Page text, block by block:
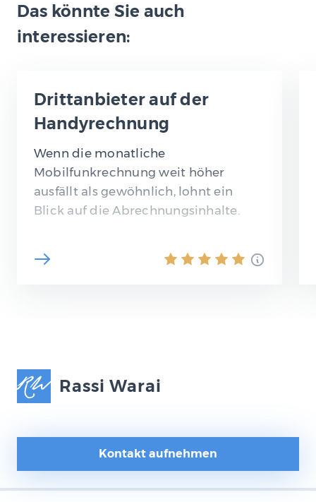
Das könnte Sie auch
interessieren:
Drittanbieter auf der
Handyrechnung
Wenn die monatliche
Mobilfunkrechnung weit höher
ausfällt als gewöhnlich, lohnt ein
Blick auf die Abrechnungsinhalte.
Abbuchungen von…
Rassi Warai
Kontakt aufnehmen